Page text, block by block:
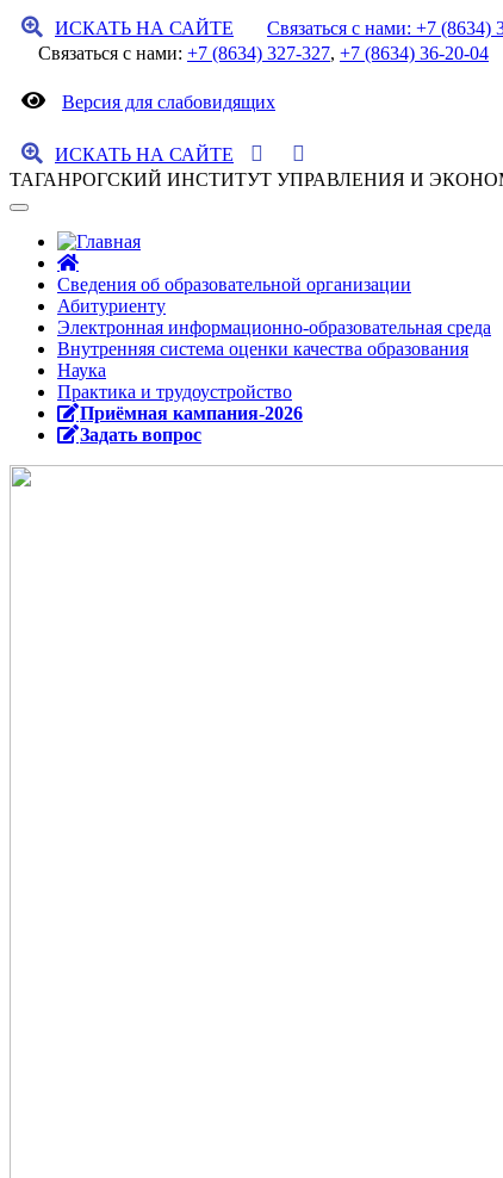
ИСКАТЬ НА САЙТЕ Связаться с нами: +7 (8634)
Связаться с нами: +7 (8634) 327-327, +7 (8634) 36-20-04
Версия для слабовидящих
ИСКАТЬ НА САЙТЕ
ТАГАНРОГСКИЙ ИНСТИТУТ УПРАВЛЕНИЯ И
Сведения об образовательной организации
Абитуриенту
Электронная информационно-образовательная среда
Внутренняя система оценки качества образования
Наука
Практика и трудоустройство
Приёмная кампания-2026
Задать вопрос